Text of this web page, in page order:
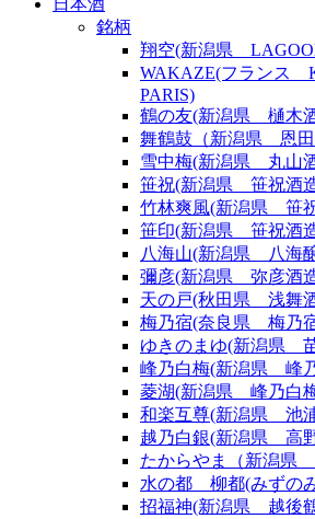
日本酒
銘柄
翔空(新潟県
WAKAZE(フランス
PARIS)
鶴の友(新潟県 樋木
舞鶴鼓（新潟県 恩田
雪中梅(新潟県 丸山
笹祝(新潟県 笹祝酒
竹林爽風(新潟県 笹
笹印(新潟県 笹祝酒
八海山(新潟県 八海
彌彦(新潟県 弥彦酒
天の戸(秋田県 浅舞
梅乃宿(奈良県 梅乃
ゆきのまゆ(新潟県
峰乃白梅(新潟県 峰
菱湖(新潟県 峰乃白
和楽互尊(新潟県 池
越乃白銀(新潟県 高
たからやま（新潟県
水の都 柳都(みずの
招福神(新潟県 越後